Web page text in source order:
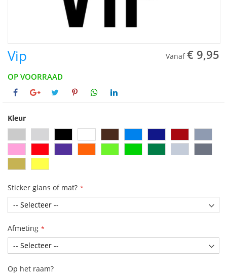
Vip Vanaf € 9,95
OP VOORRAAD
Kleur
Sticker glans of mat?
Afmeting
Op het raam?